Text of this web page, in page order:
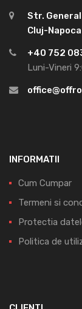
Str.
Cluj-Napoca
+40 752
Luni-Vineri
INFORMATII
Cum Cumpar
Termeni si
Protectia
Politica de